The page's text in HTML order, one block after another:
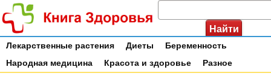
Лекарственные растения Диеты
Беременность
Народная медицина
Красота и здоровье Разное